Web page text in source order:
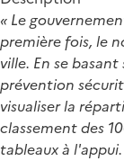
« Le
première fois, le
ville. En se
prévention
visualiser la
classement des
tableaux à